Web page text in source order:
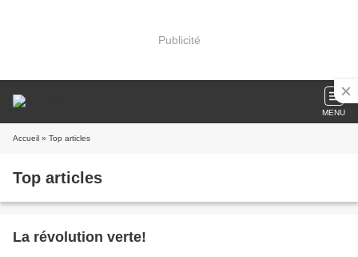
Publicité
MENU
Accueil » Top articles
Top articles
La révolution verte!